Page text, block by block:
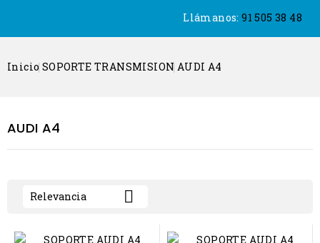
Llámanos:91 505 38 48
Inicio SOPORTE TRANSMISION AUDI A4
AUDI A4
Relevancia 